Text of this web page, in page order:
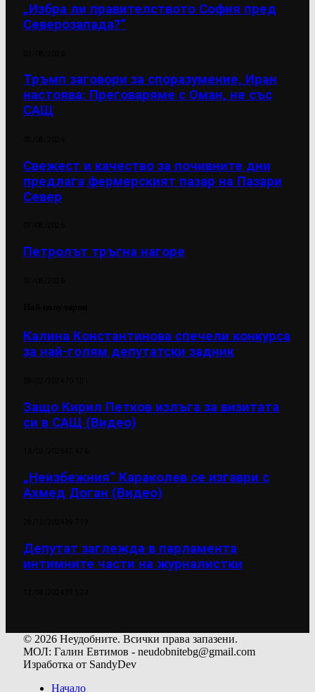
„Избра ли правителството София пред
Северозапада?“
Тръмп заговори за споразумение, Иран
настоява: Преговаряме с Оман, не със
САЩ
Свежест и качество за почивните дни
предлага фермерският пазар на Пазари
Север
Петролът тръгна нагоре
Калина Константинова спечели конкурса
за най-голям депутатски задник
Защо Кирил Петков излъга за визитата
си в САЩ (Видео)
„Неизбежния“ Караколев се изгаври с
Ахмед Доган (Видео)
Депутат заглежда в парламента
интимните части на журналистки
© 2026 Неудобните. Всички права запазени.
МОЛ: Галин Евтимов - neudobnitebg@gmail.com
Изработка от SandyDev
Начало